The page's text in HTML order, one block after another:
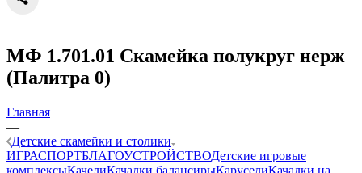
МФ 1.701.01 Скамейка полукруг нерж
(Палитра 0)
Главная
—
Детские скамейки и столики
ИГРАСПОРТБЛАГОУСТРОЙСТВОДетские игровые
комплексыКачелиКачалки балансирыКаруселиКачалки на